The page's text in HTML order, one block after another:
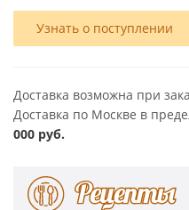
Узнать о поступлении
Доставка возможна при
Доставка по Москве в
000 руб.